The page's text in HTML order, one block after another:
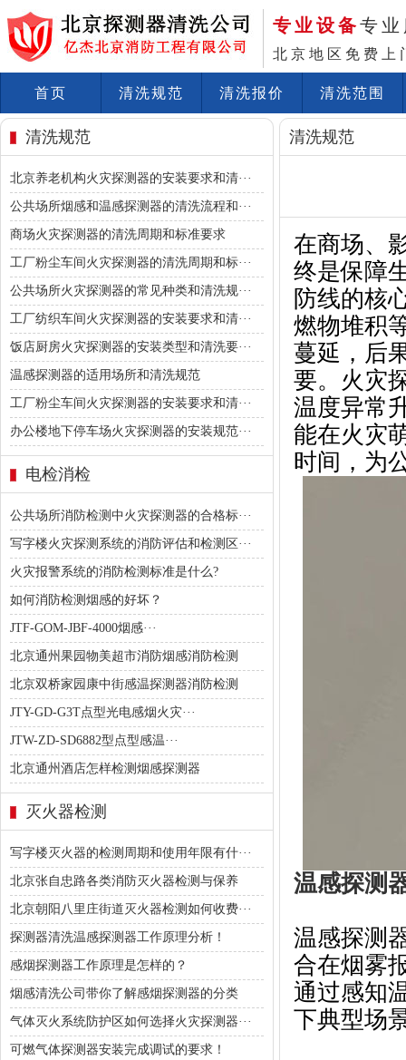
专业设备专
北京地区免费上
首页 清洗规范 清洗报价 清洗范围
清洗规范
北京养老机构火灾探测器的安装要求和清···
公共场所烟感和温感探测器的清洗流程和···
商场火灾探测器的清洗周期和标准要求
工厂粉尘车间火灾探测器的清洗周期和标···
公共场所火灾探测器的常见种类和清洗规···
工厂纺织车间火灾探测器的安装要求和清···
饭店厨房火灾探测器的安装类型和清洗要···
温感探测器的适用场所和清洗规范
工厂粉尘车间火灾探测器的安装要求和清···
办公楼地下停车场火灾探测器的安装规范···
电检消检
公共场所消防检测中火灾探测器的合格标···
写字楼火灾探测系统的消防评估和检测区···
火灾报警系统的消防检测标准是什么?
如何消防检测烟感的好坏？
JTF-GOM-JBF-4000烟感···
北京通州果园物美超市消防烟感消防检测
北京双桥家园康中街感温探测器消防检测
JTY-GD-G3T点型光电感烟火灾···
JTW-ZD-SD6882型点型感温···
北京通州酒店怎样检测烟感探测器
灭火器检测
写字楼灭火器的检测周期和使用年限有什···
北京张自忠路各类消防灭火器检测与保养
北京朝阳八里庄街道灭火器检测如何收费···
探测器清洗温感探测器工作原理分析！
感烟探测器工作原理是怎样的？
烟感清洗公司带你了解感烟探测器的分类
气体灭火系统防护区如何选择火灾探测器···
可燃气体探测器安装完成调试的要求！
清洗规范
在商场、
终是保障
防线的核
燃物堆积
蔓延，后
要。火灾
温度异常
能在火灾
时间，为
温感探测
温感探测
合在烟雾
通过感知
下典型场